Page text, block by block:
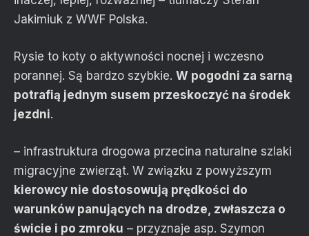
Jakimiuk z WWF Polska.
Rysie to koty o aktywności nocnej i wczesno
porannej. Są bardzo szybkie. W pogodni za sarną
potrafią jednym susem przeskoczyć na środek
jezdni.
– infrastruktura drogowa przecina naturalne szlaki
migracyjne zwierząt. W związku z powyższym
kierowcy nie dostosowują prędkości do
warunków panujących na drodze, zwłaszcza o
świcie i po zmroku – przyznaje asp. Szymon